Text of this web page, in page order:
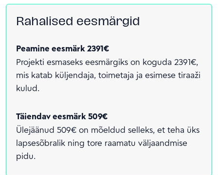
Rahalised eesmärgid
Peamine eesmärk 2391€
Projekti esmaseks eesmärgiks on koguda 2391€,
mis katab küljendaja, toimetaja ja esimese tiraaži
kulud.
Täiendav eesmärk 509€
Ülejäänud 509€ on mõeldud selleks, et teha üks
lapsesõbralik ning tore raamatu väljaandmise
pidu.